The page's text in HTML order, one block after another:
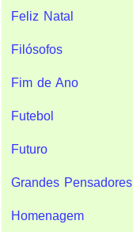
Feliz Natal
Filósofos
Fim de Ano
Futebol
Futuro
Grandes Pensadores
Homenagem